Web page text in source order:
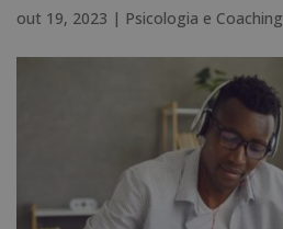
out 19, 2023 | Psicologia e Coaching